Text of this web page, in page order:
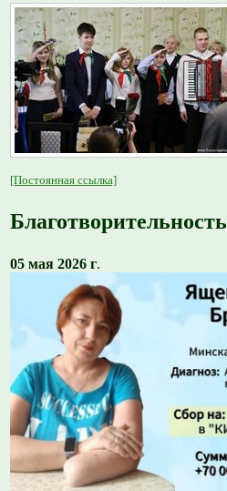
[Постоянная ссылка]
Благотворительность
05 мая 2026 г.